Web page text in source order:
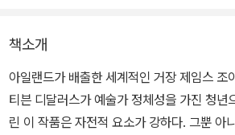
책소개
아일랜드가 배출한 세계적인 거장 제임스 조
티븐 디달러스가 예술가 정체성을 가진 청년
린 이 작품은 자전적 요소가 강하다. 그뿐 아